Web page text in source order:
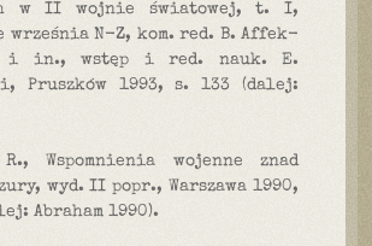
w II wojnie światowej, t. I,
września N-Z, kom. red. B. Affek-
i in., wstęp i red. nauk. E.
Pruszków 1993, s. 133 (dalej:
R., Wspomnienia wojenne znad
wyd. II popr., Warszawa 1990,
Abraham 1990).